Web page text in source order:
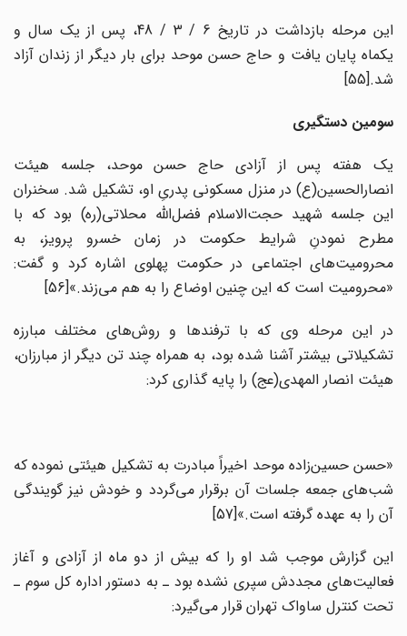
این مرحله بازداشت در تاریخ 6 / 3 / 48، پس از یک سال و
یکماه پایان یافت و حاج حسن موحد برای بار دیگر از زندان آزاد
شد.[55]
سومین دستگیری
یک هفته پس از آزادی حاج حسن موحد، جلسه هیئت
انصارالحسین(ع) در منزل مسکونی پدریِ او، تشکیل شد. سخنران
این جلسه شهید حجت‌الاسلام فضل‌الله محلاتی(ره) بود که با
مطرح نمودنِ شرایط حکومت در زمان خسرو پرویز، به
محرومیت‌های اجتماعی در حکومت پهلوی اشاره کرد و گفت:
«محرومیت است که این چنین اوضاع را به هم می‌زند.»[56]
در این مرحله وی که با ترفندها و روش‌های مختلف مبارزه
تشکیلاتی بیشتر آشنا شده بود، به همراه چند تن دیگر از مبارزان،
هیئت انصار المهدی(عج) را پایه گذاری کرد:
«حسن حسین‌زاده موحد اخیراً مبادرت به تشکیل هیئتی نموده که
شب‌های جمعه جلسات آن برقرار می‌گردد و خودش نیز گویندگی
آن را به عهده گرفته است.»[57]
این گزارش موجب شد او را که بیش از دو ماه از آزادی و آغاز
فعالیت‌های مجددش سپری نشده بود ـ به دستور اداره کل سوم ـ
تحت کنترل ساواک تهران قرار می‌گیرد: